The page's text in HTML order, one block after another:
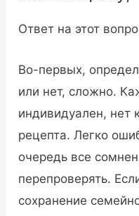
Ответ на этот
Во-первых,
или нет, сложно.
индивидуален, нет
рецепта. Легко
очередь все
перепроверять.
сохранение